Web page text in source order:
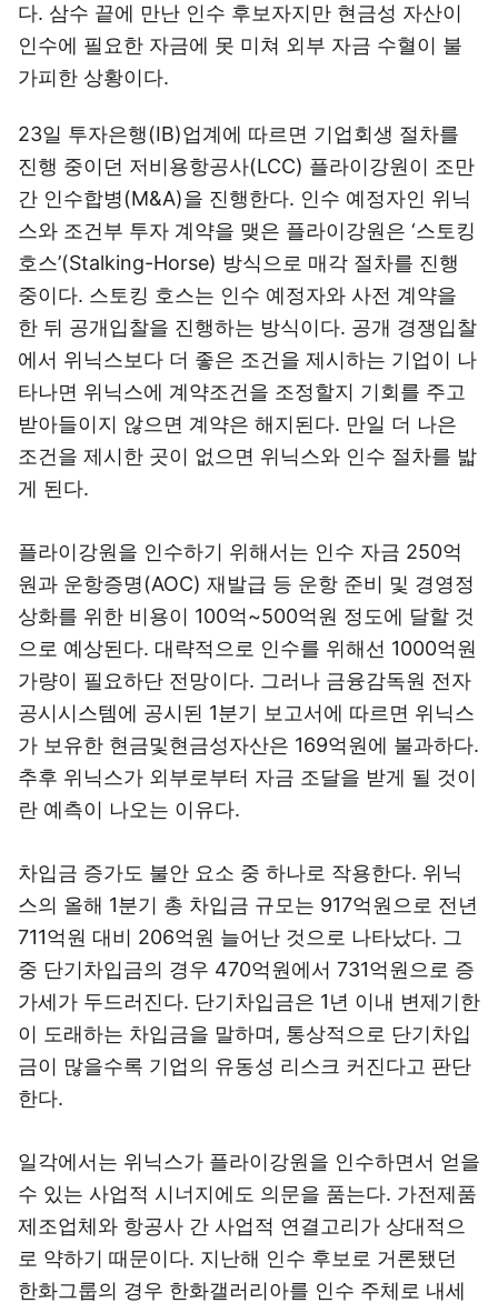
다. 삼수 끝에 만난 인수 후보자지만 현금성 자산이
인수에 필요한 자금에 못 미쳐 외부 자금 수혈이 불
가피한 상황이다.
23일 투자은행(IB)업계에 따르면 기업회생 절차를
진행 중이던 저비용항공사(LCC) 플라이강원이 조만
간 인수합병(M&A)을 진행한다. 인수 예정자인 위닉
스와 조건부 투자 계약을 맺은 플라이강원은 ‘스토킹
호스’(Stalking-Horse) 방식으로 매각 절차를 진행
중이다. 스토킹 호스는 인수 예정자와 사전 계약을
한 뒤 공개입찰을 진행하는 방식이다. 공개 경쟁입찰
에서 위닉스보다 더 좋은 조건을 제시하는 기업이 나
타나면 위닉스에 계약조건을 조정할지 기회를 주고
받아들이지 않으면 계약은 해지된다. 만일 더 나은
조건을 제시한 곳이 없으면 위닉스와 인수 절차를 밟
게 된다.
플라이강원을 인수하기 위해서는 인수 자금 250억
원과 운항증명(AOC) 재발급 등 운항 준비 및 경영정
상화를 위한 비용이 100억~500억원 정도에 달할 것
으로 예상된다. 대략적으로 인수를 위해선 1000억원
가량이 필요하단 전망이다. 그러나 금융감독원 전자
공시시스템에 공시된 1분기 보고서에 따르면 위닉스
가 보유한 현금및현금성자산은 169억원에 불과하다.
추후 위닉스가 외부로부터 자금 조달을 받게 될 것이
란 예측이 나오는 이유다.
차입금 증가도 불안 요소 중 하나로 작용한다. 위닉
스의 올해 1분기 총 차입금 규모는 917억원으로 전년
711억원 대비 206억원 늘어난 것으로 나타났다. 그
중 단기차입금의 경우 470억원에서 731억원으로 증
가세가 두드러진다. 단기차입금은 1년 이내 변제기한
이 도래하는 차입금을 말하며, 통상적으로 단기차입
금이 많을수록 기업의 유동성 리스크 커진다고 판단
한다.
일각에서는 위닉스가 플라이강원을 인수하면서 얻을
수 있는 사업적 시너지에도 의문을 품는다. 가전제품
제조업체와 항공사 간 사업적 연결고리가 상대적으
로 약하기 때문이다. 지난해 인수 후보로 거론됐던
한화그룹의 경우 한화갤러리아를 인수 주체로 내세